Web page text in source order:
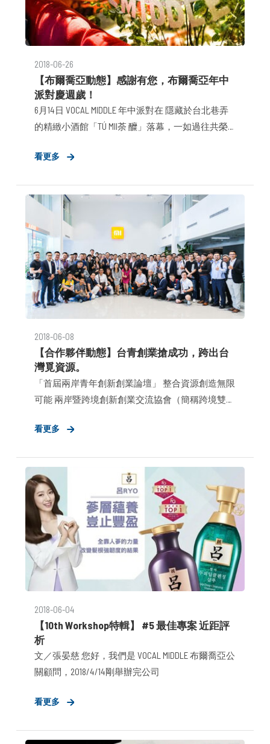
2018-06-26
【布爾喬亞動態】感謝有您，布爾喬亞年中
派對慶週歲！
6月14日 VOCAL MIDDLE 年中派對在 隱藏於台北巷弄
的精緻小酒館「TÚ MII荼 醾」落幕，一如過往共榮
友暫歇下手上的工
看更多
2018-06-08
【合作夥伴動態】台青創業搶成功，跨出台
灣覓資源。
「首屆兩岸青年創新創業論壇」 整合資源創造無限
可能 兩岸暨跨境創新創業交流協會（簡稱跨境雙創
念、拓展海外市場、整合跨境資源，提供台
看更多
2018-06-04
【10th Workshop特輯】 #5 最佳專案 近距評
析
文／張晏慈 您好，我們是 VOCAL MIDDLE 布爾喬亞公
關顧問，2018/4/14剛舉辦完公司
看更多